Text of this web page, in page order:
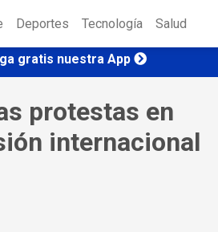
Deportes Tecnología Salud
gratis nuestra App
protestas en
internacional